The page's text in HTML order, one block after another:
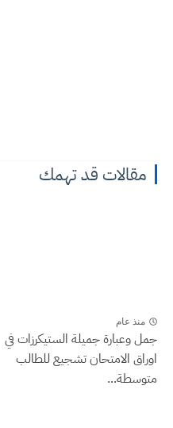
مقالات قد تهمك
منذ عام
جمل وعبارة جميلة الستيكرزات في
اوراق الامتحان تشجيع للطالب
متوسطة...